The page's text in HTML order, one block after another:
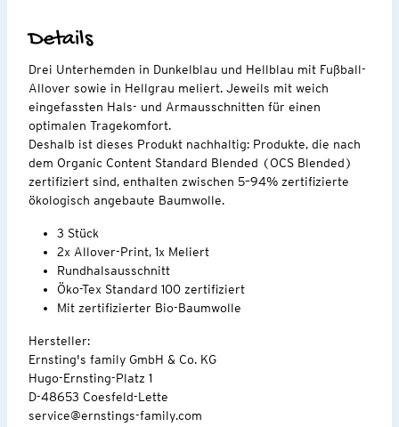
Details
Drei Unterhemden in Dunkelblau und Hellblau mit Fußball-
Allover sowie in Hellgrau meliert. Jeweils mit weich
eingefassten Hals- und Armausschnitten für einen
optimalen Tragekomfort.
Deshalb ist dieses Produkt nachhaltig: Produkte, die nach
dem Organic Content Standard Blended (OCS Blended)
zertifiziert sind, enthalten zwischen 5–94% zertifizierte
ökologisch angebaute Baumwolle.
3 Stück
2x Allover-Print, 1x Meliert
Rundhalsausschnitt
Öko-Tex Standard 100 zertifiziert
Mit zertifizierter Bio-Baumwolle
Hersteller:
Ernsting's family GmbH & Co. KG
Hugo-Ernsting-Platz 1
D-48653 Coesfeld-Lette
service@ernstings-family.com